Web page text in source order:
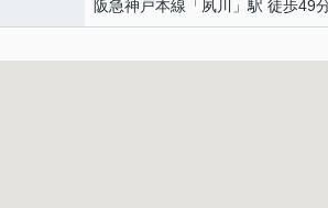
阪急神戸本線 「夙川 」駅 徒歩49